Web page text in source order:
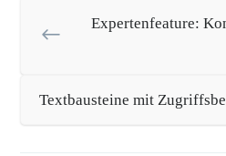
Expertenfeature:
Textbausteine mit